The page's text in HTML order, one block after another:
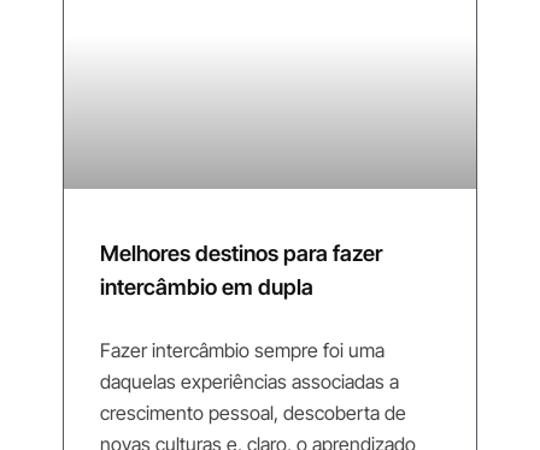
Melhores destinos para fazer
intercâmbio em dupla
Fazer intercâmbio sempre foi uma
daquelas experiências associadas a
crescimento pessoal, descoberta de
novas culturas e, claro, o aprendizado